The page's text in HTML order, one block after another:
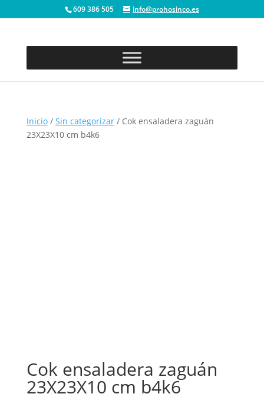
609 386 505 info@prohosinco.es
Inicio/ Sin categorizar/ Cok ensaladera zaguán
23X23X10 cm b4k6
Cok ensaladera zaguán
23X23X10 cm b4k6